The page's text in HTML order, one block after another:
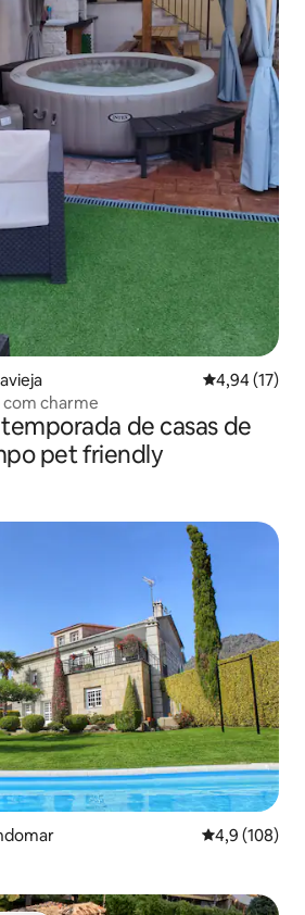
4,94 de uma
4,94 (17)
com charme
de casas de
pet friendly
4,9 de uma
4,9 (108)